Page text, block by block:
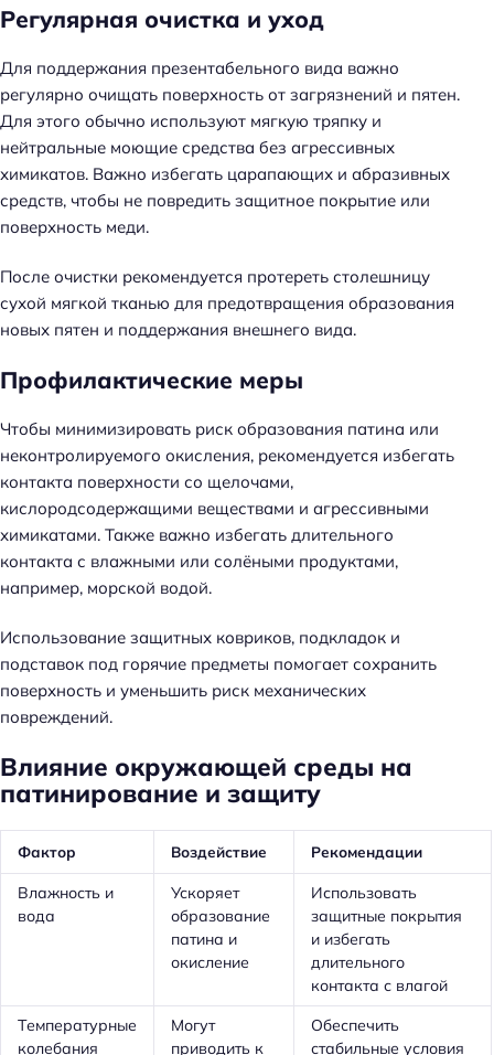
Регулярная очистка и уход
Для поддержания презентабельного вида важно
регулярно очищать поверхность от загрязнений и пятен.
Для этого обычно используют мягкую тряпку и
нейтральные моющие средства без агрессивных
химикатов. Важно избегать царапающих и абразивных
средств, чтобы не повредить защитное покрытие или
поверхность меди.
После очистки рекомендуется протереть столешницу
сухой мягкой тканью для предотвращения образования
новых пятен и поддержания внешнего вида.
Профилактические меры
Чтобы минимизировать риск образования патина или
неконтролируемого окисления, рекомендуется избегать
контакта поверхности со щелочами,
кислородсодержащими веществами и агрессивными
химикатами. Также важно избегать длительного
контакта с влажными или солёными продуктами,
например, морской водой.
Использование защитных ковриков, подкладок и
подставок под горячие предметы помогает сохранить
поверхность и уменьшить риск механических
повреждений.
Влияние окружающей среды на
патинирование и защиту
Фактор Воздействие Рекомендации
Влажность и
вода
Ускоряет
образование
патина и
окисление
Использовать
защитные покрытия
и избегать
длительного
контакта с влагой
Температурные
колебания
Могут
приводить к
Обеспечить
стабильные условия